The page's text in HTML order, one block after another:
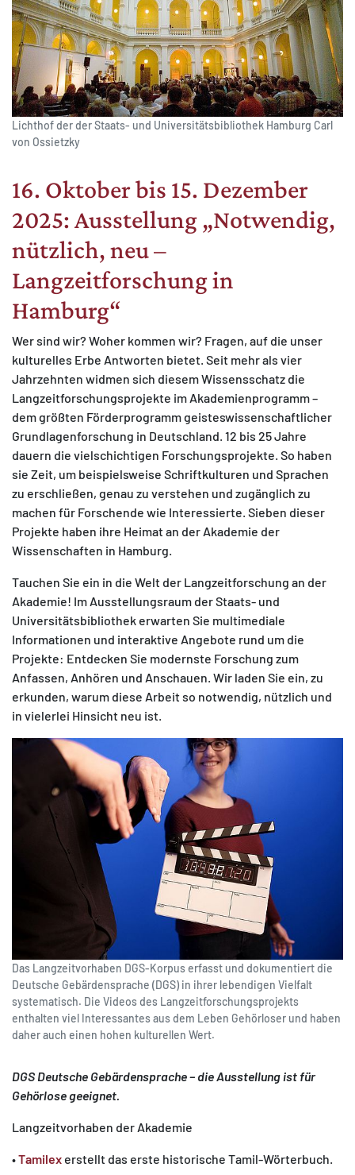
Lichthof der der Staats- und Universitätsbibliothek Hamburg Carl
von Ossietzky
16. Oktober bis 15. Dezember
2025: Ausstellung „Notwendig,
nützlich, neu –
Langzeitforschung in
Hamburg“
Wer sind wir? Woher kommen wir? Fragen, auf die unser
kulturelles Erbe Antworten bietet. Seit mehr als vier
Jahrzehnten widmen sich diesem Wissensschatz die
Langzeitforschungsprojekte im Akademienprogramm –
dem größten Förderprogramm geisteswissenschaftlicher
Grundlagenforschung in Deutschland. 12 bis 25 Jahre
dauern die vielschichtigen Forschungsprojekte. So haben
sie Zeit, um beispielsweise Schriftkulturen und Sprachen
zu erschließen, genau zu verstehen und zugänglich zu
machen für Forschende wie Interessierte. Sieben dieser
Projekte haben ihre Heimat an der Akademie der
Wissenschaften in Hamburg.
Tauchen Sie ein in die Welt der Langzeitforschung an der
Akademie! Im Ausstellungsraum der Staats- und
Universitätsbibliothek erwarten Sie multimediale
Informationen und interaktive Angebote rund um die
Projekte: Entdecken Sie modernste Forschung zum
Anfassen, Anhören und Anschauen. Wir laden Sie ein, zu
erkunden, warum diese Arbeit so notwendig, nützlich und
in vielerlei Hinsicht neu ist.
Das Langzeitvorhaben DGS-Korpus erfasst und dokumentiert die
Deutsche Gebärdensprache (DGS) in ihrer lebendigen Vielfalt
systematisch. Die Videos des Langzeitforschungsprojekts
enthalten viel Interessantes aus dem Leben Gehörloser und haben
daher auch einen hohen kulturellen Wert.
DGS Deutsche Gebärdensprache – die Ausstellung ist für
Gehörlose geeignet.
Langzeitvorhaben der Akademie
•Tamilex erstellt das erste historische Tamil-Wörterbuch.